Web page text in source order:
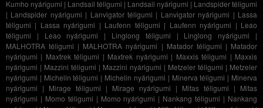
Kumho nyárigumi | Landsail téligumi | Landsail nyárigumi | Landspider téligumi
| Landspider nyárigumi | Lanvigator téligumi | Lanvigator nyárigumi | Lassa
téligumi | Lassa nyárigumi | Laufenn téligumi | Laufenn nyárigumi | Leao
téligumi | Leao nyárigumi | Linglong téligumi | Linglong nyárigumi |
MALHOTRA téligumi | MALHOTRA nyárigumi | Matador téligumi | Matador
nyárigumi | Maxtrek téligumi | Maxtrek nyárigumi | Maxxis téligumi | Maxxis
nyárigumi | Mazzini téligumi | Mazzini nyárigumi | Metzeler téligumi | Metzeler
nyárigumi | Michelin téligumi | Michelin nyárigumi | Minerva téligumi | Minerva
nyárigumi | Mirage téligumi | Mirage nyárigumi | Mitas téligumi | Mitas
nyárigumi | Momo téligumi | Momo nyárigumi | Nankang téligumi | Nankang